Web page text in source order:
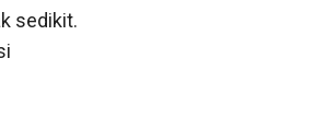
sedikit.